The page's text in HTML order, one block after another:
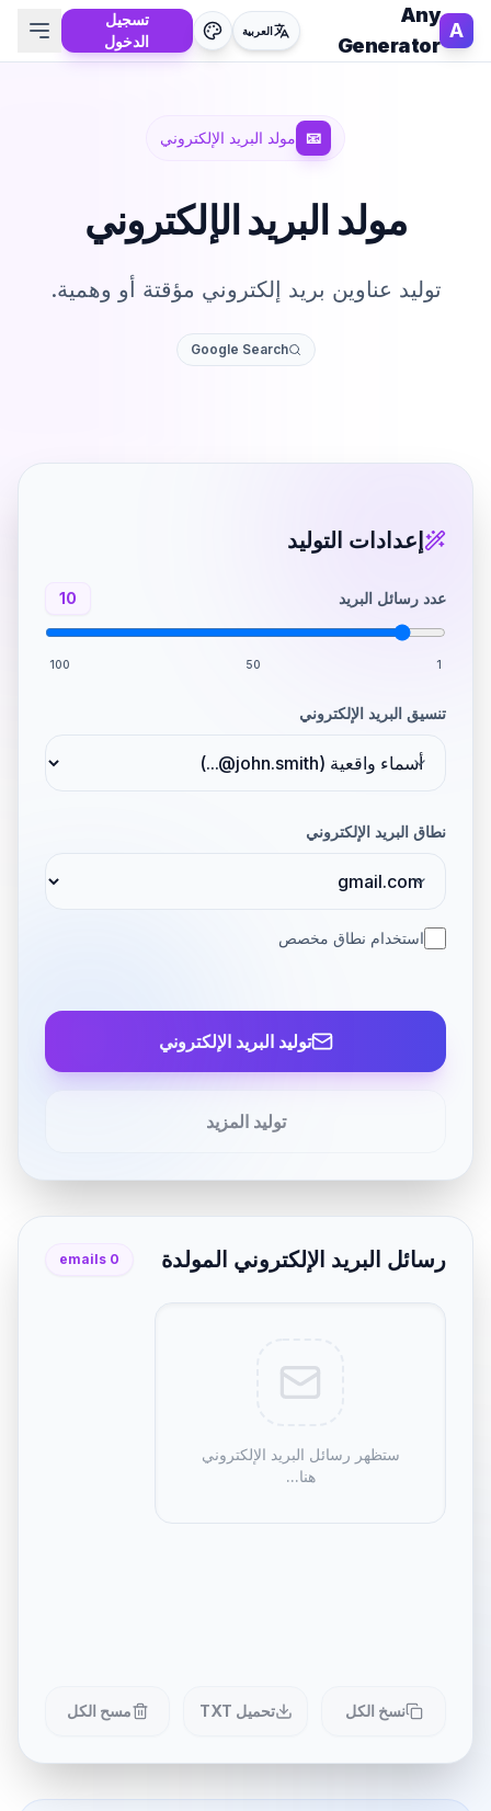
A
Any
Generator
العربية
تسجيل
الدخول
📧 مولد البريد الإلكتروني
مولد البريد الإلكتروني
توليد عناوين بريد إلكتروني مؤقتة أو وهمية.
Google Search
إعدادات التوليد
عدد رسائل البريد 10
1
50
100
تنسيق البريد الإلكتروني
نطاق البريد الإلكتروني
استخدام نطاق مخصص
توليد البريد الإلكتروني
توليد المزيد
رسائل البريد الإلكتروني المولدة 0
ستظهر رسائل البريد الإلكتروني
هنا...
نسخ الكل تحميل TXT مسح الكل